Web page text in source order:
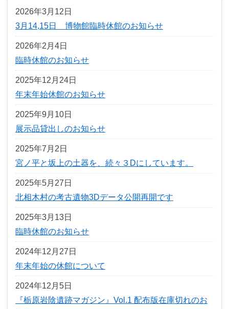
2026年3月12日
3月14,15日 博物館臨時休館のお知らせ
2026年2月4日
臨時休館のお知らせ
2025年12月24日
年末年始休館のお知らせ
2025年9月10日
展示品貸出しのお知らせ
2025年7月2日
宮ノ平と坂上の土器を、続々３Dにしています。
2025年5月27日
北相木村の考古遺物3Dデータ公開再開です
2025年3月13日
臨時休館のお知らせ
2024年12月27日
年末年始の休館について
2024年12月5日
『栃原岩陰遺跡マガジン』Vol.1 配布版在庫切れのお